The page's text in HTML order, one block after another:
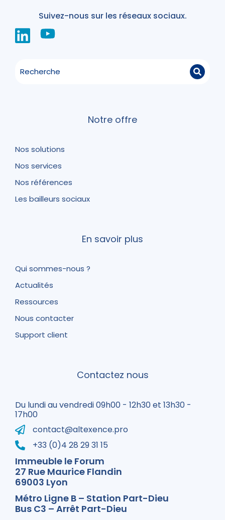
Suivez-nous sur les réseaux sociaux.
Notre offre
Nos solutions
Nos services
Nos références
Les bailleurs sociaux
En savoir plus
Qui sommes-nous ?
Actualités
Ressources
Nous contacter
Support client
Contactez nous
Du lundi au vendredi 09h00 - 12h30 et 13h30 -
17h00
contact@altexence.pro
+33 (0)4 28 29 31 15
Immeuble le Forum
27 Rue Maurice Flandin
69003 Lyon
Métro Ligne B – Station Part-Dieu
Bus C3 – Arrêt Part-Dieu